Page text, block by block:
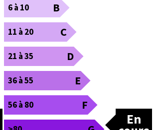
En
6 à 10 B
11 à 20 C
21 à 35 D
36 à 55 E
56 à 80 F